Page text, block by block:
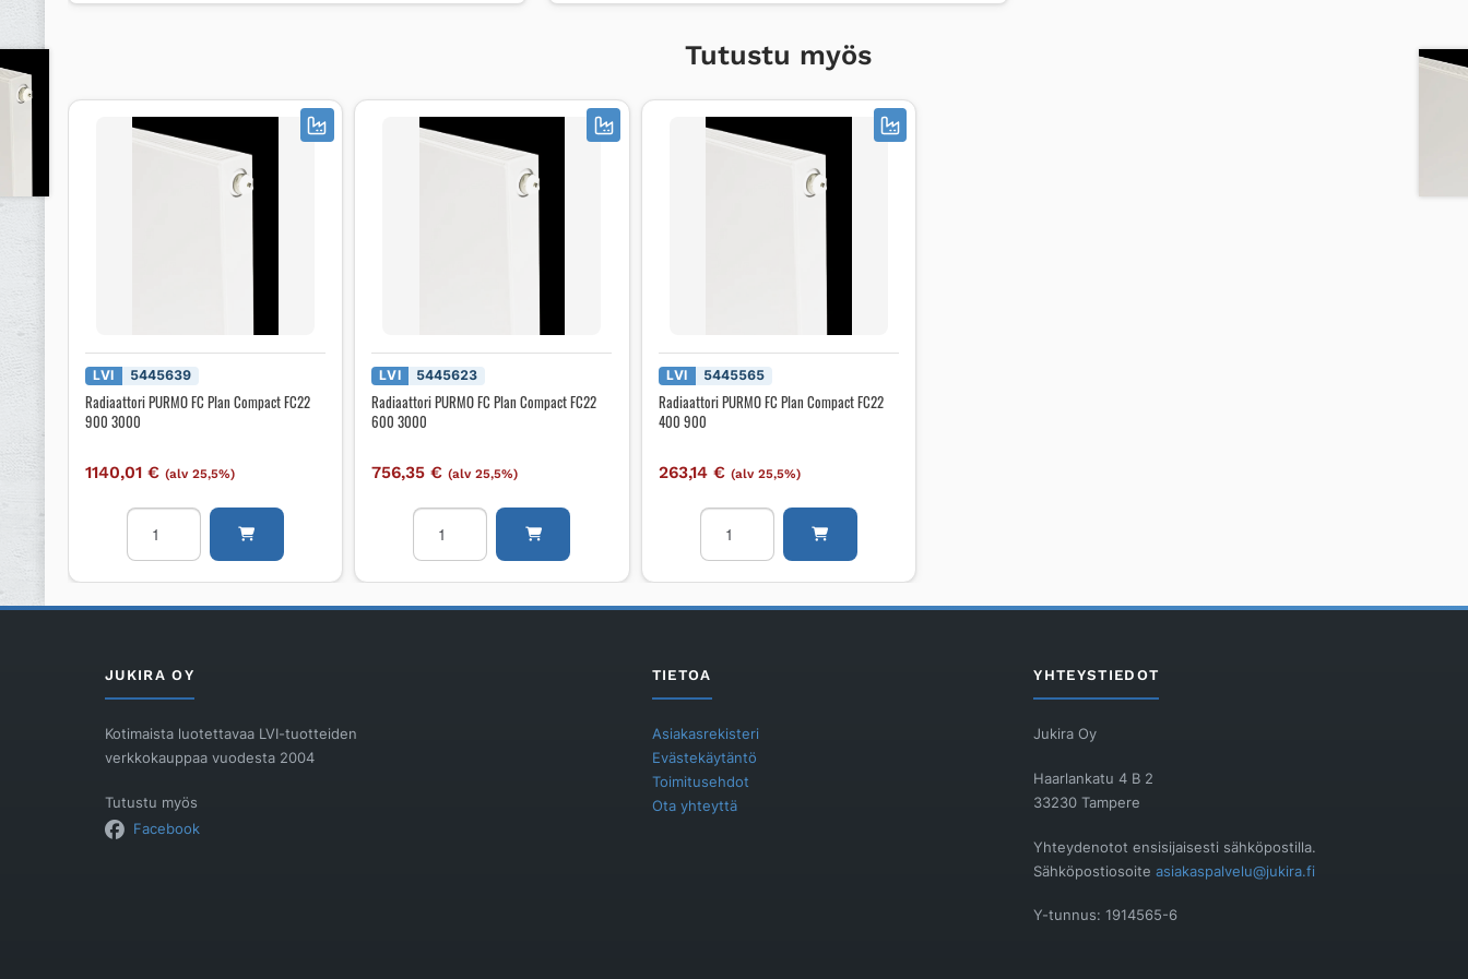
Tutustu myös
LVI 5445639
Radiaattori PURMO FC Plan Compact FC22
900 3000
1140,01€ (alv 25,5%)
Radiaattori
PURMO
FC
Compact
LVI 5445623
Radiaattori PURMO FC Plan Compact FC22
600 3000
756,35€ (alv 25,5%)
Radiaattori
PURMO
FC
Compact
LVI 5445565
Radiaattori PURMO FC Plan Compact FC22
400 900
263,14 € (alv 25,5%)
Radiaattori
PURMO
FC
Compact
JUKIRA OY
Kotimaista luotettavaa LVI-tuotteiden
verkkokauppaa vuodesta 2004
Tutustu myös
Facebook
TIETOA
Asiakasrekisteri
Evästekäytäntö
Toimitusehdot
Ota yhteyttä
YHTEYSTIEDOT
Jukira Oy
Haarlankatu 4 B 2
33230 Tampere
Yhteydenotot ensisijaisesti sähköpostilla.
Sähköpostiosoiteasiakaspalvelu@jukira.fi
Y-tunnus: 1914565-6